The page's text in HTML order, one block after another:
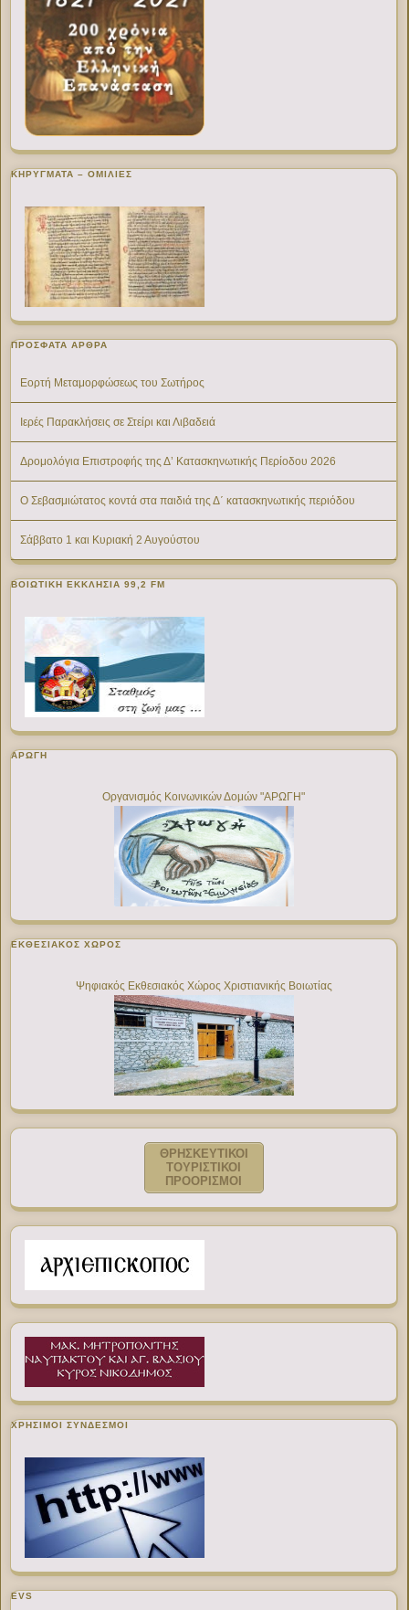
ΚΗΡΥΓΜΑΤΑ – ΟΜΙΛΙΕΣ
ΠΡΌΣΦΑΤΑ ΆΡΘΡΑ
Εορτή Μεταμορφώσεως του Σωτήρος
Ιερές Παρακλήσεις σε Στείρι και Λιβαδειά
Δρομολόγια Επιστροφής της Δ’ Κατασκηνωτικής Περίοδου 2026
Ο Σεβασμιώτατος κοντά στα παιδιά της Δ΄ κατασκηνωτικής περιόδου
Σάββατο 1 και Κυριακή 2 Αυγούστου
ΒΟΙΩΤΙΚΉ ΕΚΚΛΗΣΊΑ 99,2 FM
ΑΡΩΓΗ
Οργανισμός Κοινωνικών Δομών "ΑΡΩΓΗ"
ΕΚΘΕΣΙΑΚΌΣ ΧΏΡΟΣ
Ψηφιακός Εκθεσιακός Χώρος Χριστιανικής Βοιωτίας
ΘΡΗΣΚΕΥΤΙΚΟΙ
ΤΟΥΡΙΣΤΙΚΟΙ
ΠΡΟΟΡΙΣΜΟΙ
ΧΡΉΣΙΜΟΙ ΣΎΝΔΕΣΜΟΙ
EVS